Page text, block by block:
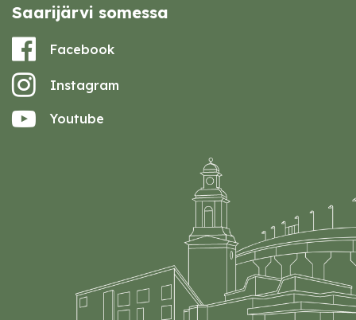
Saarijärvi somessa
Facebook
Instagram
Youtube